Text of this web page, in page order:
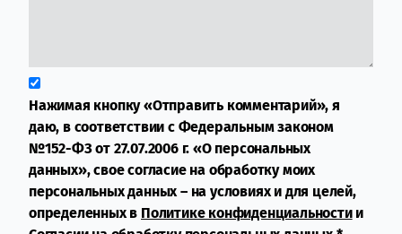
Нажимая кнопку «Отправить комментарий», я
даю, в соответствии с Федеральным законом
№152-ФЗ от 27.07.2006 г. «О персональных
данных», свое согласие на обработку моих
персональных данных – на условиях и для целей,
определенных в Политике конфиденциальностии